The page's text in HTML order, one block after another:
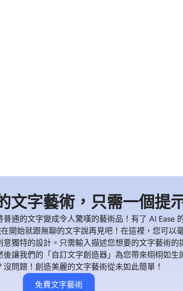
文字藝術，只需一個提
通的文字變成令人驚嘆的藝術品！有了 AI Ease
開始就跟無聊的文字說再見吧！在這裡，您可以
意獨特的設計。只需輸入描述您想要的文字藝術的
後讓我們的「自訂文字創造器」為您帶來栩栩如生
問題！創造美麗的文字藝術從未如此簡單！
免費文字藝術